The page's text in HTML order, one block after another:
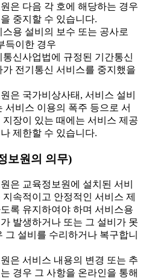
은 다음 각 호에 해당하는 경우
중지할 수 있습니다.
스용 설비의 보수 또는 공사로
득이한 경우
통신사업법에 규정된 기간통신
가 전기통신 서비스를 중지했을
은 국가비상사태, 서비스 설비
서비스 이용의 폭주 등으로 서
지장이 있는 때에는 서비스 제공
제한할 수 있습니다.
보원의 의무)
은 교육정보원에 설치된 서비
속적이고 안정적인 서비스 제
록 유지하여야 하며 서비스용
발생하거나 또는 그 설비가 못
그 설비를 수리하거나 복구합니
은 서비스 내용의 변경 또는 추
경우 그 사항을 온라인을 통해